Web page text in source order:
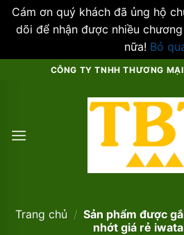
Cám ơn quý khách đã ủng hộ
dõi để nhận được nhiều
nữa! Bỏ
CÔNG TY TNHH THƯƠNG
Trang chủ / Sản phẩm được
nhớt giá rẻ